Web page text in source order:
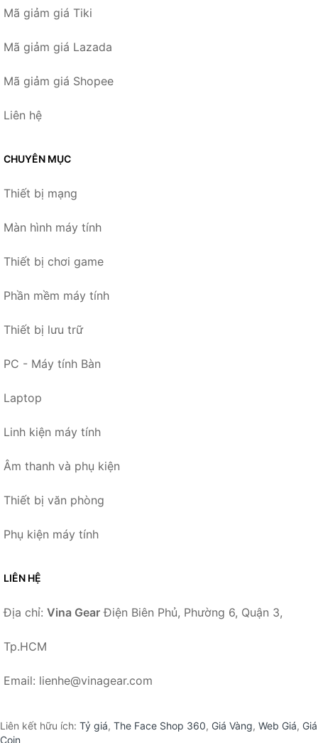
Mã giảm giá Tiki
Mã giảm giá Lazada
Mã giảm giá Shopee
Liên hệ
CHUYÊN MỤC
Thiết bị mạng
Màn hình máy tính
Thiết bị chơi game
Phần mềm máy tính
Thiết bị lưu trữ
PC - Máy tính Bàn
Laptop
Linh kiện máy tính
Âm thanh và phụ kiện
Thiết bị văn phòng
Phụ kiện máy tính
LIÊN HỆ
Địa chỉ: Vina Gear Điện Biên Phủ, Phường 6, Quận 3,
Tp.HCM
Email: lienhe@vinagear.com
Liên kết hữu ích: Tỷ giá, The Face Shop 360, Giá Vàng, Web Giá, Giá
Coin